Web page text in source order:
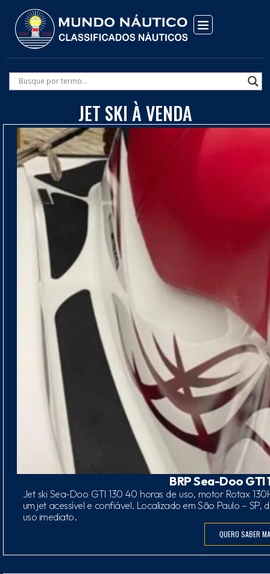
JET SKI À VENDA
BRP Sea-Doo GTI
Jet ski Sea-Doo GTI 130 40 horas de uso, motor Rotax
um jet acessível e confiável. Localizado em São Paulo –
uso imediato.
QUERO SABER